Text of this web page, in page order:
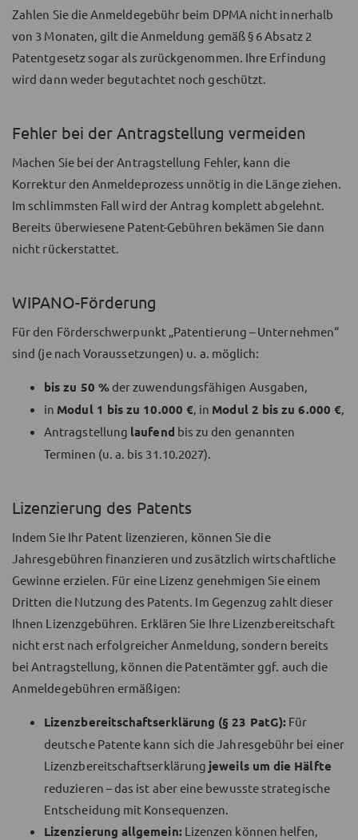
Zahlen Sie die Anmeldegebühr beim DPMA nicht innerhalb
von 3 Monaten, gilt die Anmeldung gemäß § 6 Absatz 2
Patentgesetz sogar als zurückgenommen. Ihre Erfindung
wird dann weder begutachtet noch geschützt.
Fehler bei der Antragstellung vermeiden
Machen Sie bei der Antragstellung Fehler, kann die
Korrektur den Anmeldeprozess unnötig in die Länge ziehen.
Im schlimmsten Fall wird der Antrag komplett abgelehnt.
Bereits überwiesene Patent-Gebühren bekämen Sie dann
nicht rückerstattet.
WIPANO-Förderung
Für den Förderschwerpunkt „Patentierung – Unternehmen“
sind (je nach Voraussetzungen) u. a. möglich:
bis zu 50 %der zuwendungsfähigen Ausgaben,
in Modul 1 bis zu 10.000 € , in Modul 2 bis zu 6.000 €
Antragstellung laufend bis zu den genannten
Terminen (u. a. bis 31.10.2027).
Lizenzierung des Patents
Indem Sie Ihr Patent lizenzieren, können Sie die
Jahresgebühren finanzieren und zusätzlich wirtschaftliche
Gewinne erzielen. Für eine Lizenz genehmigen Sie einem
Dritten die Nutzung des Patents. Im Gegenzug zahlt dieser
Ihnen Lizenzgebühren. Erklären Sie Ihre Lizenzbereitschaft
nicht erst nach erfolgreicher Anmeldung, sondern bereits
bei Antragstellung, können die Patentämter ggf. auch die
Anmeldegebühren ermäßigen:
Lizenzbereitschaftserklärung (§ 23 PatG): Für
deutsche Patente kann sich die Jahresgebühr bei einer
Lizenzbereitschaftserklärung jeweils um die Hälfte
reduzieren – das ist aber eine bewusste strategische
Entscheidung mit Konsequenzen.
Lizenzierung allgemein: Lizenzen können helfen,